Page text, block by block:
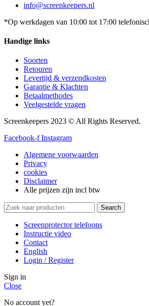
info@screenkeepers.nl
*Op werkdagen van 10:00 tot 17:00
Handige links
Soorten
Retouren
Levertijd & verzendkosten
Garantie & Klachten
Betaalmethodes
Veelgestelde vragen
Screenkeepers 2023 © All Rights Reserved.
Facebook-f Instagram
Algemene voorwaarden
Privacy
cookies
Disclaimer
Alle prijzen zijn incl btw
Search
Screenprotector telefoons
Instructie video
Contact
English
Login / Register
Sign in
Close
No account yet?